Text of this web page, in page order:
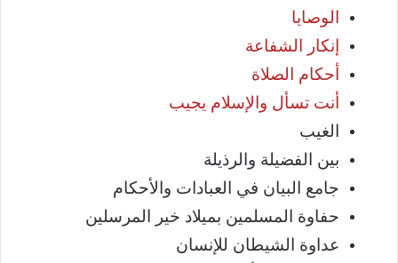
الوصايا
إنكار الشفاعة
أحكام الصلاة
أنت تسأل والإسلام يجيب
الغيب
بين الفضيلة والرذيلة
جامع البيان في العبادات والأحكام
حفاوة المسلمين بميلاد خير المرسلين
عداوة الشيطان للإنسان